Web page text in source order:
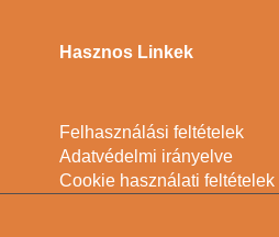
Hasznos Linkek
Felhasználási feltételek
Adatvédelmi irányelve
Cookie használati feltételek